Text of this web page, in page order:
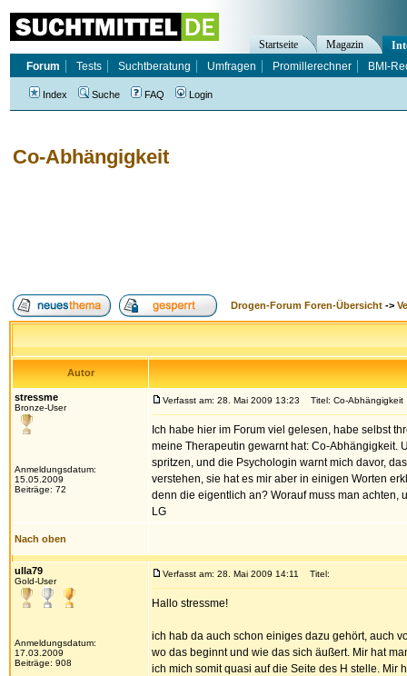
Co-Abhängigkeit
Drogen-Forum Foren-Übersicht ->
Autor
stressme
Bronze-User
Anmeldungsdatum:
15.05.2009
Beiträge: 72
Verfasst am: 28. Mai 2009 13:23 Titel: Co-Abhängigkeit
Ich habe hier im Forum viel gelesen, habe selbst
meine Therapeutin gewarnt hat: Co-Abhängigkeit.
spritzen, und die Psychologin warnt mich davor,
verstehen, sie hat es mir aber in einigen Worten
denn die eigentlich an? Worauf muss man
LG
Nach oben
ulla79
Gold-User
Anmeldungsdatum:
17.03.2009
Beiträge: 908
Verfasst am: 28. Mai 2009 14:11 Titel:
Hallo stressme!
ich hab da auch schon einiges dazu gehört, auch
wo das beginnt und wie das sich äußert. Mir hat
ich mich somit quasi auf die Seite des H stelle. Mir
Startseite Magazin
Forum
Tests Suchtberatung Umfragen Promillerechner BMI-
Index Suche FAQ Login